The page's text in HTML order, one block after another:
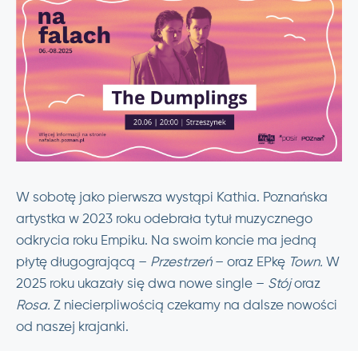
W sobotę jako pierwsza wystąpi Kathia. Poznańska
artystka w 2023 roku odebrała tytuł muzycznego
odkrycia roku Empiku. Na swoim koncie ma jedną
płytę długogrającą – Przestrzeń – oraz EPkę Town. W
2025 roku ukazały się dwa nowe single – Stójoraz
Rosa. Z niecierpliwością czekamy na dalsze nowości
od naszej krajanki.